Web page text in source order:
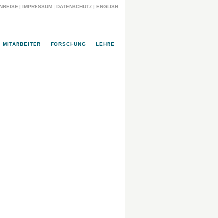
| IMPRESSUM | DATENSCHUTZ | ENGLISH
MITARBEITER FORSCHUNG LEHRE